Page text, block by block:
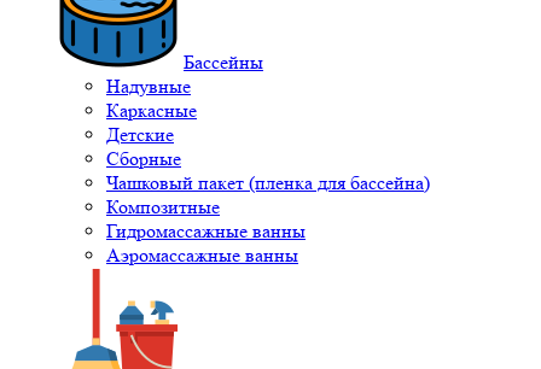
Бассейны
Надувные
Каркасные
Детские
Сборные
Чашковый пакет (пленка для бассейна)
Композитные
Гидромассажные ванны
Аэромассажные ванны